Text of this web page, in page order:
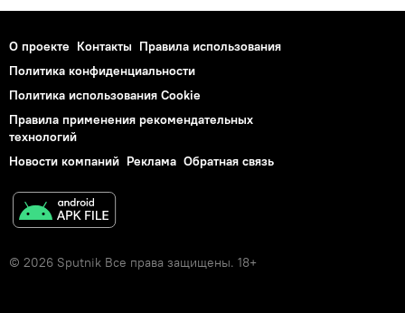
О проекте Контакты Правила использования
Политика конфиденциальности
Политика использования Cookie
Правила применения рекомендательных
технологий
Новости компаний Реклама Обратная связь
© 2026 Sputnik Все права защищены. 18+